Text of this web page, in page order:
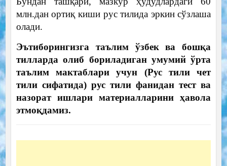
млн.дан ортиқ киши рус тилида эркин сўзлаша
олади.
Эътиборингизга таълим ўзбек ва бошқа
тилларда олиб бориладиган умумий ўрта
таълим мактаблари учун (Рус тили чет
тили сифатида) рус тили фанидан тест ва
назорат ишлари материалларини ҳавола
этмоқдамиз.